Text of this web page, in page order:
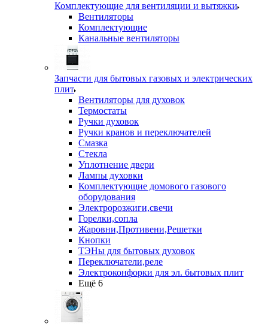
Комплектующие для вентиляции и вытяжки
Вентиляторы
Комплектующие
Канальные вентиляторы
Запчасти для бытовых газовых и электрических
плит
Вентиляторы для духовок
Термостаты
Ручки духовок
Ручки кранов и переключателей
Смазка
Стекла
Уплотнение двери
Лампы духовки
Комплектующие домового газового
оборудования
Электророзжиги,свечи
Горелки,сопла
Жаровни,Противени,Решетки
Кнопки
ТЭНы для бытовых духовок
Переключатели,реле
Электроконфорки для эл. бытовых плит
Ещё 6